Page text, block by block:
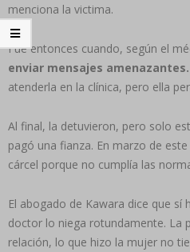
menciona la victima.
Fue entonces cuando, según el
enviar mensajes amenazantes.
atenderla en la clínica, pero ella
Al final, la detuvieron, pero solo
pagó una fianza. En marzo de
cárcel porque no cumplía las
El abogado de Kawara dice que sí
doctor lo niega rotundamente. ‍La
relación, lo que hizo la mujer no